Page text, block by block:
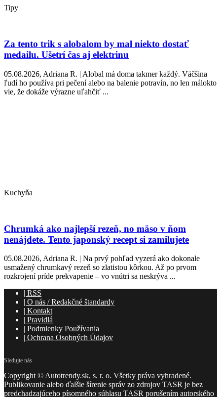
Tipy
Za tento trik s alobalom by mal niekto dostať
medailu. Ušetrí čas aj elektrinu
05.08.2026, Adriana R. | Alobal má doma takmer každý. Väčšina
ľudí ho používa pri pečení alebo na balenie potravín, no len málokto
vie, že dokáže výrazne uľahčiť ...
Kuchyňa
Chrumká ako najlepší rezeň, no mäso v ňom
nenájdete. Tento japonský recept si zamilujete
05.08.2026, Adriana R. | Na prvý pohľad vyzerá ako dokonale
usmažený chrumkavý rezeň so zlatistou kôrkou. Až po prvom
rozkrojení príde prekvapenie – vo vnútri sa neskrýva ...
| RSS
| O nás / Redakčné štandardy
| Kontakt
| Pravidlá
| Podmienky Používania
| Ochrana Osobných Údajov
Sledujte nás
Copyright © Autotrendy.sk, s. r. o. Všetky práva vyhradené.
Publikovanie alebo ďalšie šírenie správ zo zdrojov TASR je bez
predchadzajúceho písomného súhlasu TASR porušením autorského